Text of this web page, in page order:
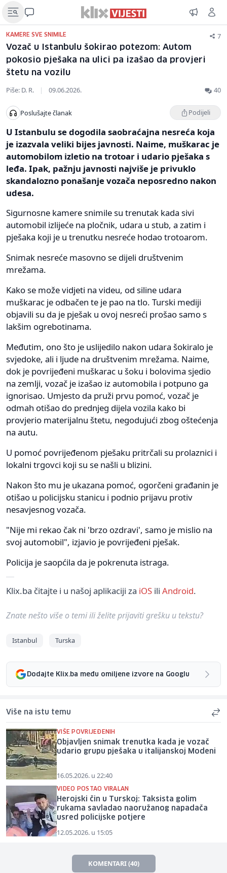
KAMERE SVE SNIMILE 7
Vozač u Istanbulu šokirao potezom: Autom
pokosio pješaka na ulici pa izašao da provjeri
štetu na vozilu
Piše: D. R. | 09.06.2026. 40
Poslušajte članak Podijeli
U Istanbulu se dogodila saobraćajna nesreća koja
je izazvala veliki bijes javnosti. Naime, muškarac je
automobilom izletio na trotoar i udario pješaka s
leđa. Ipak, pažnju javnosti najviše je privuklo
skandalozno ponašanje vozača neposredno nakon
udesa.
Sigurnosne kamere snimile su trenutak kada sivi
automobil izlijeće na pločnik, udara u stub, a zatim i
pješaka koji je u trenutku nesreće hodao trotoarom.
Snimak nesreće masovno se dijeli društvenim
mrežama.
Kako se može vidjeti na videu, od siline udara
muškarac je odbačen te je pao na tlo. Turski mediji
objavili su da je pješak u ovoj nesreći prošao samo s
lakšim ogrebotinama.
Međutim, ono što je uslijedilo nakon udara šokiralo je
svjedoke, ali i ljude na društvenim mrežama. Naime,
dok je povrijeđeni muškarac u šoku i bolovima sjedio
na zemlji, vozač je izašao iz automobila i potpuno ga
ignorisao. Umjesto da pruži prvu pomoć, vozač je
odmah otišao do prednjeg dijela vozila kako bi
provjerio materijalnu štetu, negodujući zbog oštećenja
na autu.
U pomoć povrijeđenom pješaku pritrčali su prolaznici i
lokalni trgovci koji su se našli u blizini.
Nakon što mu je ukazana pomoć, ogorčeni građanin je
otišao u policijsku stanicu i podnio prijavu protiv
nesavjesnog vozača.
"Nije mi rekao čak ni 'brzo ozdravi', samo je mislio na
svoj automobil", izjavio je povrijeđeni pješak.
Policija je saopćila da je pokrenuta istraga.
Klix.ba čitajte i u našoj aplikaciji za iOS ili Android.
Znate nešto više o temi ili želite prijaviti grešku u tekstu?
Istanbul Turska
Dodajte Klix.ba među omiljene izvore na Googlu
Više na istu temu
VIŠE POVRIJEĐENIH
Objavljen snimak trenutka kada je vozač
udario grupu pješaka u italijanskoj Modeni
16.05.2026. u 22:40
VIDEO POSTAO VIRALAN
Herojski čin u Turskoj: Taksista golim
rukama savladao naoružanog napadača
usred policijske potjere
12.05.2026. u 15:05
KOMENTARI (40)